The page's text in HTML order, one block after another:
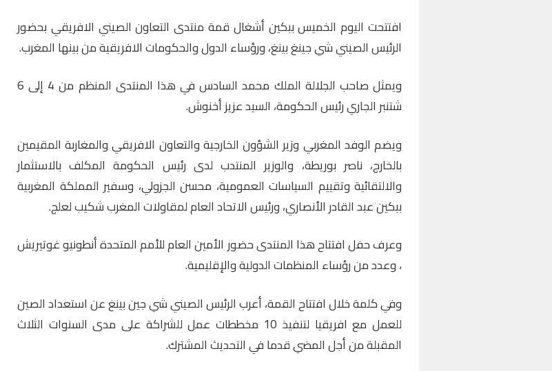
افتتحت اليوم الخميس ببكين أشغال قمة منتدى التعاون الصيني الافريقي بحضور
الرئيس الصيني شي جينغ بينغ، ورؤساء الدول والحكومات الافريقية من بينها المغرب.
ويمثل صاحب الجلالة الملك محمد السادس في هذا المنتدى المنظم من 4 إلى 6
شتنبر الجاري رئيس الحكومة، السيد عزيز أخنوش.
ويضم الوفد المغربي وزير الشؤون الخارجية والتعاون الافريقي والمغاربة المقيمين
بالخارج، ناصر بوريطة، والوزير المنتدب لدى رئيس الحكومة المكلف بالاستثمار
والالتقائية وتقييم السياسات العمومية، محسن الجزولي، وسفير المملكة المغربية
ببكين عبد القادر الأنصاري، ورئيس الاتحاد العام لمقاولات المغرب شكيب لعلج.
وعرف حفل افتتاح هذا المنتدى حضور الأمين العام للأمم المتحدة أنطونيو غوتيريش
، وعدد من رؤساء المنظمات الدولية والإقليمية.
وفي كلمة خلال افتتاح القمة، أعرب الرئيس الصيني شي جين بينغ عن استعداد الصين
للعمل مع افريقيا لتنفيذ 10 مخططات عمل للشراكة على مدى السنوات الثلاث
المقبلة من أجل المضي قدما في التحديث المشترك.